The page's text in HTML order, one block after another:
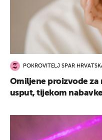
POKROVITELJ SPAR
Omiljene proizvode za
usput, tijekom